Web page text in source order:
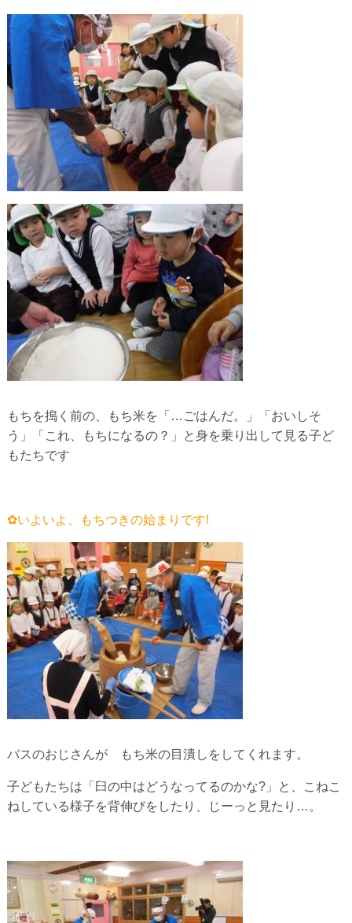
もちを搗く前の、もち米を「…ごはんだ。」「おいしそ
う」「これ、もちになるの？」と身を乗り出して見る子ど
もたちです
✿いよいよ、もちつきの始まりです!
バスのおじさんが もち米の目潰しをしてくれます。
子どもたちは「臼の中はどうなってるのかな?」と、こねこ
ねしている様子を背伸びをしたり、じーっと見たり…。